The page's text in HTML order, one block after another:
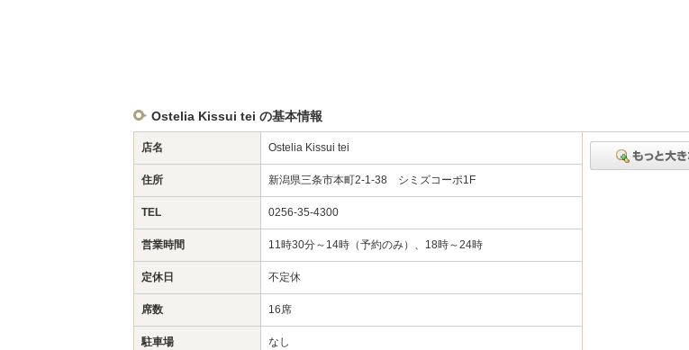
Ostelia Kissui tei の基本情報
店名 Ostelia Kissui tei
住所 新潟県三条市本町2-1-38 シミズコーポ1F
TEL 0256-35-4300
営業時間 11時30分～14時（予約のみ）、18時～24時
定休日 不定休
席数 16席
駐車場 なし